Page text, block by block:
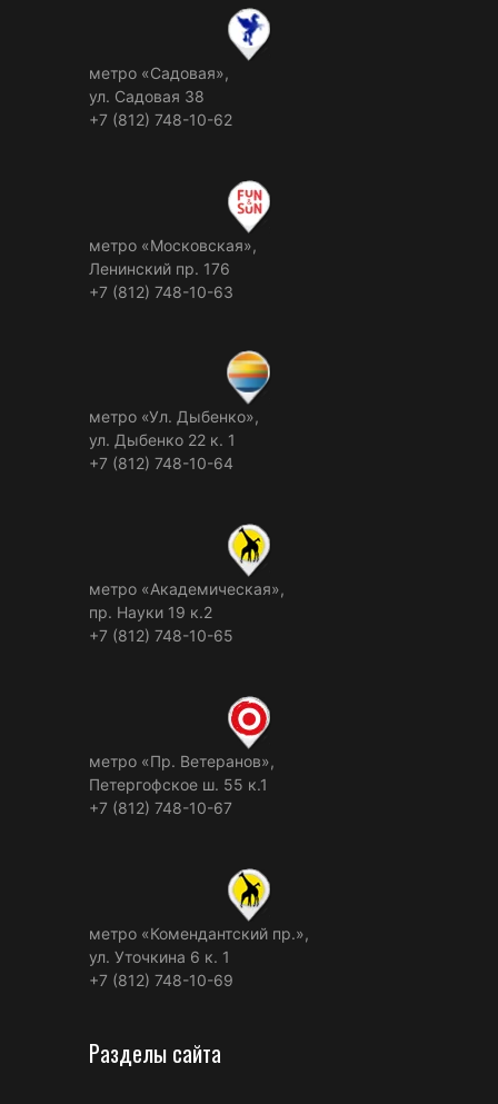
метро «Садовая»,
ул. Садовая 38
+7 (812) 748-10-62
метро «Московская»,
Ленинский пр. 176
+7 (812) 748-10-63
метро «Ул. Дыбенко»,
ул. Дыбенко 22 к. 1
+7 (812) 748-10-64
метро «Академическая»,
пр. Науки 19 к.2
+7 (812) 748-10-65
метро «Пр. Ветеранов»,
Петергофское ш. 55 к.1
+7 (812) 748-10-67
метро «Комендантский пр.»,
ул. Уточкина 6 к. 1
+7 (812) 748-10-69
Разделы сайта